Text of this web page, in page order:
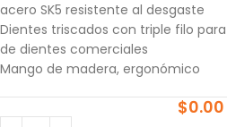
acero SK5 resistente al desgaste
Dientes triscados con triple filo
de dientes comerciales
Mango de madera, ergonómico
$0.00